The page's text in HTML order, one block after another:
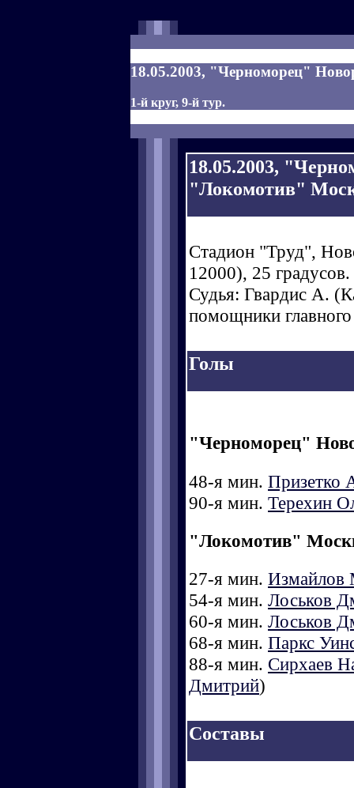
18.05.2003, "Черноморец"
1-й круг, 9-й тур.
18.05.2003,
"Локомотив"
Стадион "Труд",
12000), 25 градусов.
Судья: Гвардис А.
помощники
Голы
"Черноморец"
48-я мин. Призетко
90-я мин. Терехин
"Локомотив"
27-я мин. Измайлов
54-я мин. Лоськов
60-я мин. Лоськов
68-я мин. Паркс
88-я мин. Сирхаев
Дмитрий)
Составы